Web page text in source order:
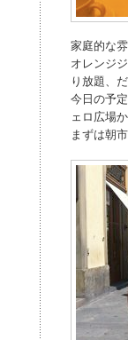
家庭的な
オレンジ
り放題、
今日の予
ェロ広場
まずは朝